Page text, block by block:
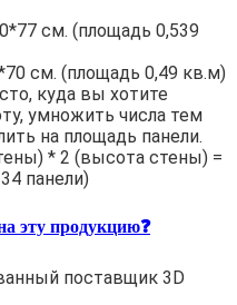
см. (площадь 0,539
0,49 кв.м)
куда вы хотите
умножить числа тем
на площадь панели.
* 2 (высота стены) =
панели)
эту продукцию❓
поставщик 3D